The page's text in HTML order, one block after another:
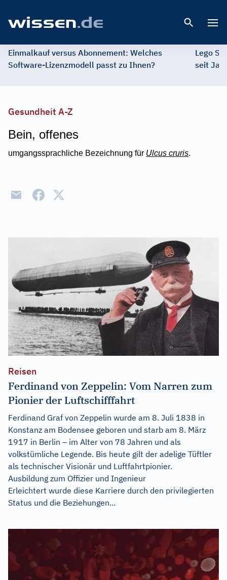
Einmalkauf versus Abonnement: Welches
Software-Lizenzmodell passt zu Ihnen?
Lego
seit
Gesundheit A-Z
Bein, offenes
umgangssprachliche Bezeichnung für Ulcus cruris.
Reisen
Ferdinand von Zeppelin: Vom Narren zum
Pionier der Luftschifffahrt
Ferdinand Graf von Zeppelin wurde am 8. Juli 1838 in
Konstanz am Bodensee geboren und starb am 8. März
1917 in Berlin – im Alter von 78 Jahren und als
volkstümliche Legende. Bis heute gilt der adelige Tüftler
als technischer Visionär und Luftfahrtpionier.
Ausbildung zum Offizier und Ingenieur
Erleichtert wurde diese Karriere durch den privilegierten
Status und die Beziehungen...